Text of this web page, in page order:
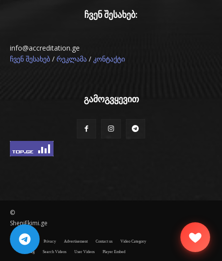
ჩვენ შესახებ:
info@accreditation.ge
ჩვენ შესახებ / რეკლამა / კონტაქტი
გამოგვყევით
©
SheniEkimi.ge
Disclaimer Privacy Advertisement Contact us Video Category
Video Tag Search Videos User Videos Player Embed